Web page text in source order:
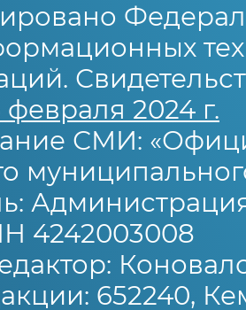
февраля 2024 г.
СМИ:
4242003008
652240,